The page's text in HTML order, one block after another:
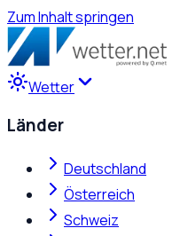
Zum Inhalt springen
Wetter
Länder
Deutschland
Österreich
Schweiz